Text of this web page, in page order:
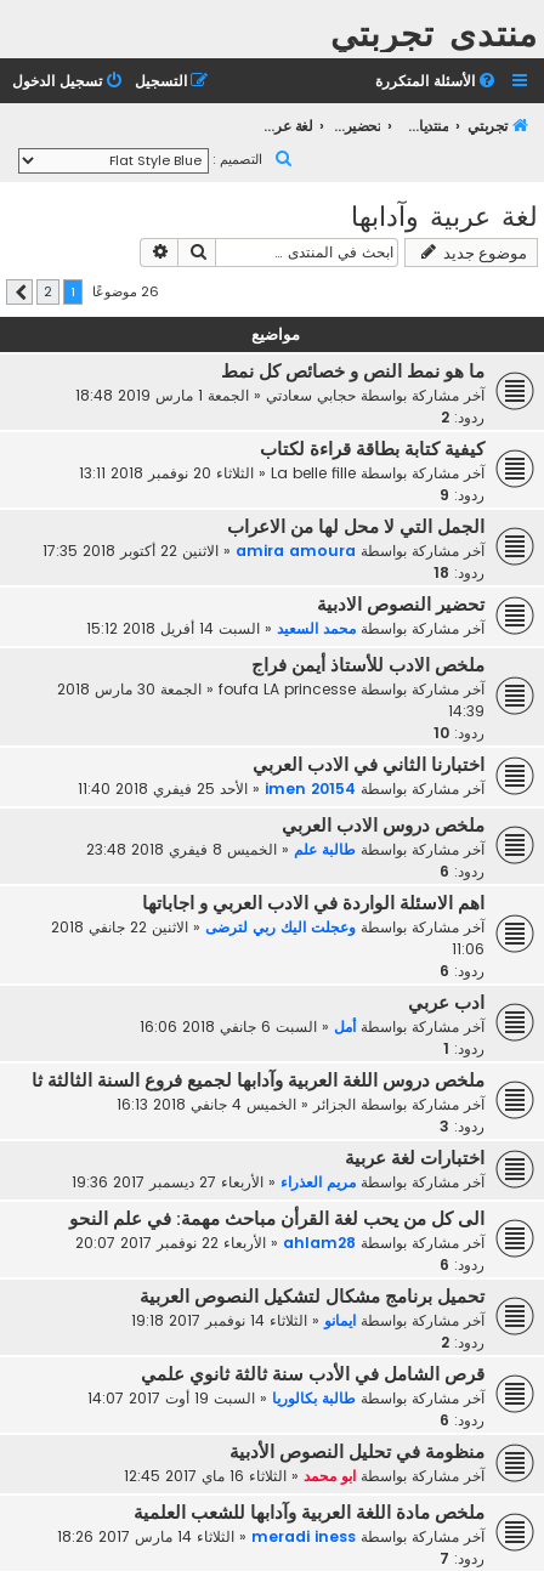
منتدى تجربتي
الأسئلة المتكررة تسجيل الدخول التسجيل
تجربتي منتديات التعليم الثانوي تحضير بكالوريا 2023 لغة عربية وآدابها
التصميم :
ب
لغة عربية وآدابها
موضوع جديد بحث
26 موضوعًا 2 التالي
مواضيع
ما هو نمط النص و خصائص كل نمط
آخر مشاركة بواسطة حجابي سعادتي « الجمعة 1 مارس 2019 18:48
ردود: 2
كيفية كتابة بطاقة قراءة لكتاب
آخر مشاركة بواسطة La belle fille
« الثلاثاء 20 نوفمبر 2018 13:11
ردود: 9
الجمل التي لا محل لها من الاعراب
آخر مشاركة بواسطة amira amoura
« الاثنين 22 أكتوبر 2018 17:35
ردود: 18
تحضير النصوص الادبية
آخر مشاركة بواسطة محمد السعيد« السبت 14 أفريل 2018 15:12
ملخص الادب للأستاذ أيمن فراج
آخر مشاركة بواسطة foufa LA princesse
«
الجمعة 30 مارس 2018
14:39
ردود: 10
اختبارنا الثاني في الادب العربي
آخر مشاركة بواسطة imen 20154
« الأحد 25 فيفري 2018 11:40
ملخص دروس الادب العربي
آخر مشاركة بواسطة طالبة علم« الخميس 8 فيفري 2018 23:48
ردود: 6
اهم الاسئلة الواردة في الادب العربي و اجاباتها
آخر مشاركة بواسطة وعجلت اليك ربي لترضى«
الاثنين 22 جانفي 2018
11:06
ردود: 6
ادب عربي
آخر مشاركة بواسطة أمل« السبت 6 جانفي 2018 16:06
ردود:
ملخص دروس اللغة العربية وآدابها لجميع فروع السنة الثالثة ثا
آخر مشاركة بواسطة الجزائر« الخميس 4 جانفي 2018 16:13
ردود: 3
اختبارات لغة عربية
آخر مشاركة بواسطة مريم العذراء« الأربعاء 27 ديسمبر 2017 19:36
الى كل من يحب لغة القرأن مباحث مهمة: في علم النحو
آخر مشاركة بواسطة ahlam28
« الأربعاء 22 نوفمبر 2017 20:07
ردود: 6
تحميل برنامج مشكال لتشكيل النصوص العربية
آخر مشاركة بواسطة ايمانو« الثلاثاء 14 نوفمبر 2017 19:18
ردود: 2
قرص الشامل في الأدب سنة ثالثة ثانوي علمي
آخر مشاركة بواسطة طالبة بكالوريا« السبت 19 أوت 2017 14:07
ردود: 6
منظومة في تحليل النصوص الأدبية
آخر مشاركة بواسطة ابو محمد« الثلاثاء 16 ماي 2017 12:45
ملخص مادة اللغة العربية وآدابها للشعب العلمية
آخر مشاركة بواسطة meradi iness
« الثلاثاء 14 مارس 2017 18:26
ردود: 7